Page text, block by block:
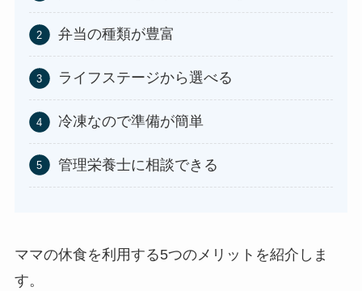
弁当の種類が豊富
ライフステージから選べる
冷凍なので準備が簡単
管理栄養士に相談できる
ママの休食を利用する5つのメリットを紹介しま
す。